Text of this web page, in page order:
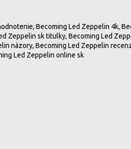
Becoming Led Zeppelin 4k,
Zeppelin sk titulky, Becoming Led
názory, Becoming Led Zeppelin
Led Zeppelin online sk